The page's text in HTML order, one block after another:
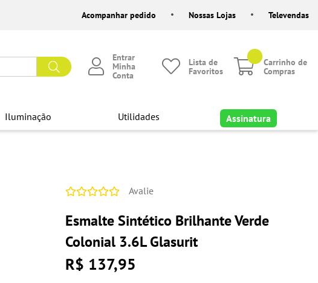
Acompanhar pedido Nossas Lojas Televendas
Entrar
Minha
Conta
Lista de
Favoritos
Carrinho de
Compras
Iluminação Utilidades Assinatura
Avalie
Esmalte Sintético Brilhante Verde
Colonial 3.6L Glasurit
R$ 137,95